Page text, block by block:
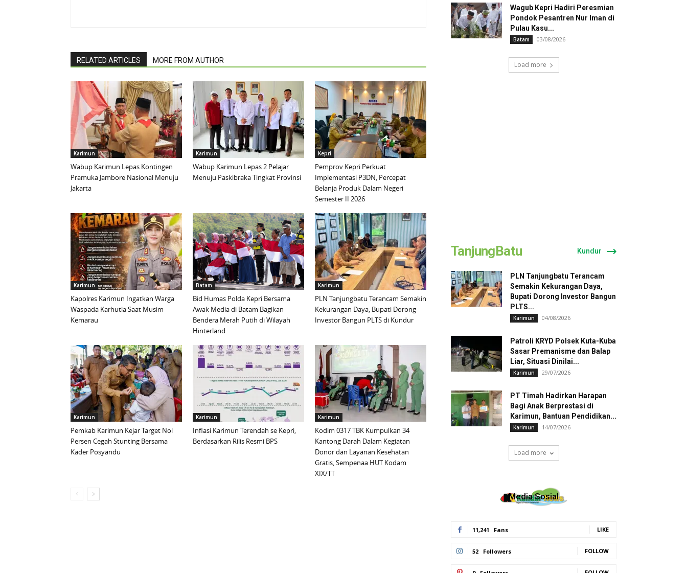
RELATED ARTICLES MORE FROM AUTHOR
Karimun
Wabup Karimun Lepas Kontingen
Pramuka Jambore Nasional Menuju
Jakarta
Karimun
Wabup Karimun Lepas 2 Pelajar
Menuju Paskibraka Tingkat Provinsi
Kepri
Pemprov Kepri Perkuat
Implementasi P3DN, Percepat
Belanja Produk Dalam Negeri
Semester II 2026
Karimun
Kapolres Karimun Ingatkan Warga
Waspada Karhutla Saat Musim
Kemarau
Batam
Bid Humas Polda Kepri Bersama
Awak Media di Batam Bagikan
Bendera Merah Putih di Wilayah
Hinterland
Karimun
PLN Tanjungbatu Terancam Semakin
Kekurangan Daya, Bupati Dorong
Investor Bangun PLTS di Kundur
Karimun
Pemkab Karimun Kejar Target Nol
Persen Cegah Stunting Bersama
Kader Posyandu
Karimun
Inflasi Karimun Terendah se Kepri,
Berdasarkan Rilis Resmi BPS
Karimun
Kodim 0317 TBK Kumpulkan 34
Kantong Darah Dalam Kegiatan
Donor dan Layanan Kesehatan
Gratis, Sempenaa HUT Kodam
XIX/TT
Wagub Kepri Hadiri Peresmian
Pondok Pesantren Nur Iman di
Pulau Kasu...
Batam 03/08/2026
Load more
TanjungBatu Kundur
PLN Tanjungbatu Terancam
Semakin Kekurangan Daya,
Bupati Dorong Investor Bangun
PLTS...
Karimun 04/08/2026
Patroli KRYD Polsek Kuta-Kuba
Sasar Premanisme dan Balap
Liar, Situasi Dinilai...
Karimun 29/07/2026
PT Timah Hadirkan Harapan
Bagi Anak Berprestasi di
Karimun, Bantuan Pendidikan...
Karimun 14/07/2026
Load more
Media Sosial
11,241 Fans LIKE
52 Followers FOLLOW